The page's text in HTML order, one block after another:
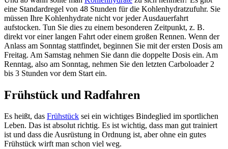
eine Standardregel von 48 Stunden für die Kohlenhydratzufuhr. Sie
müssen Ihre Kohlenhydrate nicht vor jeder Ausdauerfahrt
aufstocken. Tun Sie dies zu einem besonderen Zeitpunkt, z. B.
direkt vor einer langen Fahrt oder einem großen Rennen. Wenn der
Anlass am Sonntag stattfindet, beginnen Sie mit der ersten Dosis am
Freitag. Am Samstag nehmen Sie dann die doppelte Dosis ein. Am
Renntag, also am Sonntag, nehmen Sie den letzten Carboloader 2
bis 3 Stunden vor dem Start ein.
Frühstück und Radfahren
Es heißt, das Frühstück sei ein wichtiges Bindeglied im sportlichen
Leben. Das ist absolut richtig. Es ist wichtig, dass man gut trainiert
ist und dass die Ausrüstung in Ordnung ist, aber ohne ein gutes
Frühstück wirft man schon viel weg.